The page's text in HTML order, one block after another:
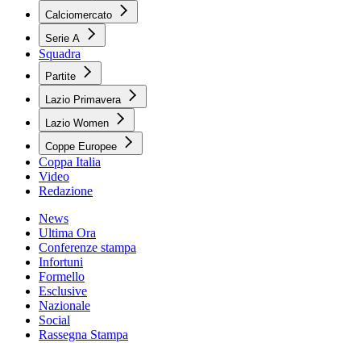
Calciomercato
Serie A
Squadra
Partite
Lazio Primavera
Lazio Women
Coppe Europee
Coppa Italia
Video
Redazione
News
Ultima Ora
Conferenze stampa
Infortuni
Formello
Esclusive
Nazionale
Social
Rassegna Stampa